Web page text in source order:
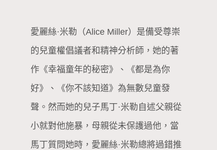
愛麗絲·米勒（Alice Miller）是備受尊崇
的兒童權倡議者和精神分析師，她的著
作《幸福童年的秘密》、《都是為你
好》、《你不該知道》為無數兒童發
聲。然而她的兒子馬丁·米勒自述父親從
小就對他施暴，母親從未保護過他，當
馬丁質問她時，愛麗絲·米勒總將過錯推